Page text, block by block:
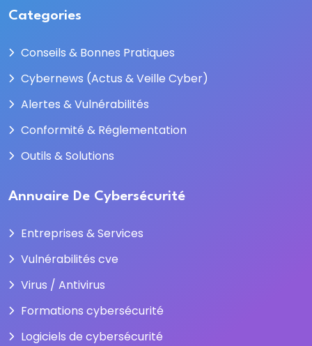
Categories
Conseils & Bonnes Pratiques
Cybernews (Actus & Veille Cyber)
Alertes & Vulnérabilités
Conformité & Réglementation
Outils & Solutions
Annuaire De Cybersécurité
Entreprises & Services
Vulnérabilités cve
Virus / Antivirus
Formations cybersécurité
Logiciels de cybersécurité